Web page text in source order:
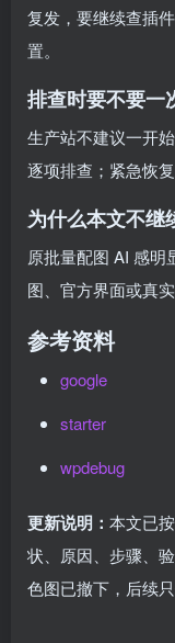
复发，要继续查插
置。
排查时要不要一
生产站不建议一开
逐项排查；紧急恢
为什么本文不继
原批量配图 AI 感
图、官方界面或真
参考资料
google
starter
wpdebug
更新说明： 本文已
状、原因、步骤、
色图已撤下，后续只